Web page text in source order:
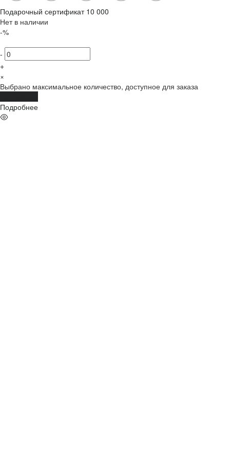
Подарочный сертификат 10 000
Нет в наличии
-%
-
+
×
Выбрано максимальное количество, доступное для заказа
Подробнее